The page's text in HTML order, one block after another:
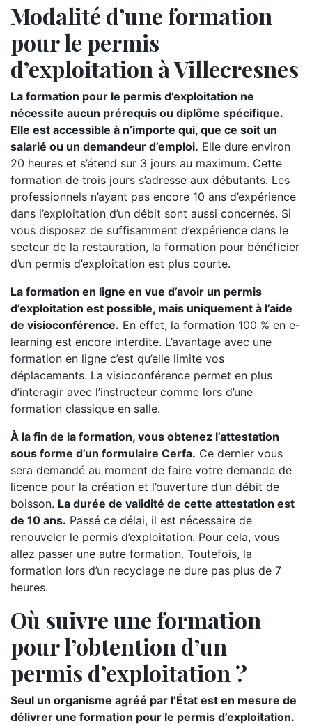
Modalité d’une formation
pour le permis
d’exploitation à Villecresnes
La formation pour le permis d’exploitation ne
nécessite aucun prérequis ou diplôme spécifique.
Elle est accessible à n’importe qui, que ce soit un
salarié ou un demandeur d’emploi. Elle dure environ
20 heures et s’étend sur 3 jours au maximum. Cette
formation de trois jours s’adresse aux débutants. Les
professionnels n’ayant pas encore 10 ans d’expérience
dans l’exploitation d’un débit sont aussi concernés. Si
vous disposez de suffisamment d’expérience dans le
secteur de la restauration, la formation pour bénéficier
d’un permis d’exploitation est plus courte.
La formation en ligne en vue d’avoir un permis
d’exploitation est possible, mais uniquement à l’aide
de visioconférence. En effet, la formation 100 % en e-
learning est encore interdite. L’avantage avec une
formation en ligne c’est qu’elle limite vos
déplacements. La visioconférence permet en plus
d’interagir avec l’instructeur comme lors d’une
formation classique en salle.
À la fin de la formation, vous obtenez l’attestation
sous forme d’un formulaire Cerfa. Ce dernier vous
sera demandé au moment de faire votre demande de
licence pour la création et l’ouverture d’un débit de
boisson. La durée de validité de cette attestation est
de 10 ans. Passé ce délai, il est nécessaire de
renouveler le permis d’exploitation. Pour cela, vous
allez passer une autre formation. Toutefois, la
formation lors d’un recyclage ne dure pas plus de 7
heures.
Où suivre une formation
pour l’obtention d’un
permis d’exploitation ?
Seul un organisme agréé par l’État est en mesure de
délivrer une formation pour le permis d’exploitation.